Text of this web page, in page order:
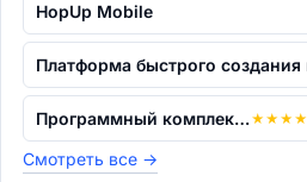
HopUp Mobile
Программный комплекс "Народный инспект...★ ★ ★ ★
Смотреть все →